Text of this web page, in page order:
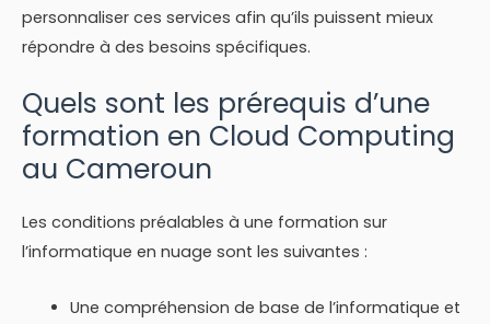
personnaliser ces services afin qu’ils puissent mieux
répondre à des besoins spécifiques.
Quels sont les prérequis d’une
formation en Cloud Computing
au Cameroun
Les conditions préalables à une formation sur
l’informatique en nuage sont les suivantes :
Une compréhension de base de l’informatique et